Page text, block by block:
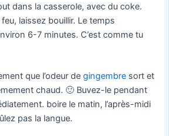
dans la casserole, avec du coke.
laissez bouillir. Le temps
6-7 minutes. C’est comme tu
que l’odeur degingembre sort et
chaud. 🙂 Buvez-le pendant
boire le matin, l’après-midi
pas la langue.